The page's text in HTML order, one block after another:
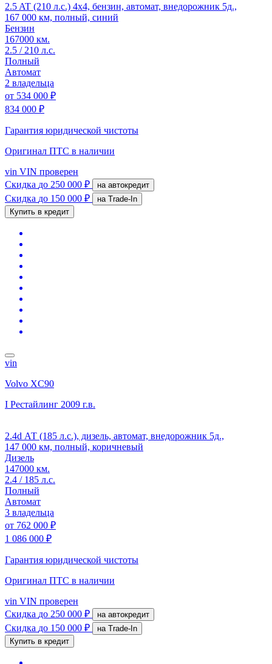
2.5 AT (210 л.с.) 4x4, бензин, автомат, внедорожник 5д.,
167 000 км, полный, синий
Бензин
167000 км.
2.5 / 210 л.с.
Полный
Автомат
2 владельца
от 534 000 ₽
834 000 ₽
Гарантия юридической чистоты
Оригинал ПТС в наличии
vin VIN проверен
Скидка до 250 000 ₽ на автокредит
Скидка до 150 000 ₽
на Trade-In
Купить в кредит
vin
Volvo XC90
I Рестайлинг 2009 г.в.
2.4d АТ (185 л.с.), дизель, автомат, внедорожник 5д.,
147 000 км, полный, коричневый
Дизель
147000 км.
2.4 / 185 л.с.
Полный
Автомат
3 владельца
от 762 000 ₽
1 086 000 ₽
Гарантия юридической чистоты
Оригинал ПТС в наличии
vin VIN проверен
Скидка до 250 000 ₽ на автокредит
Скидка до 150 000 ₽
на Trade-In
Купить в кредит